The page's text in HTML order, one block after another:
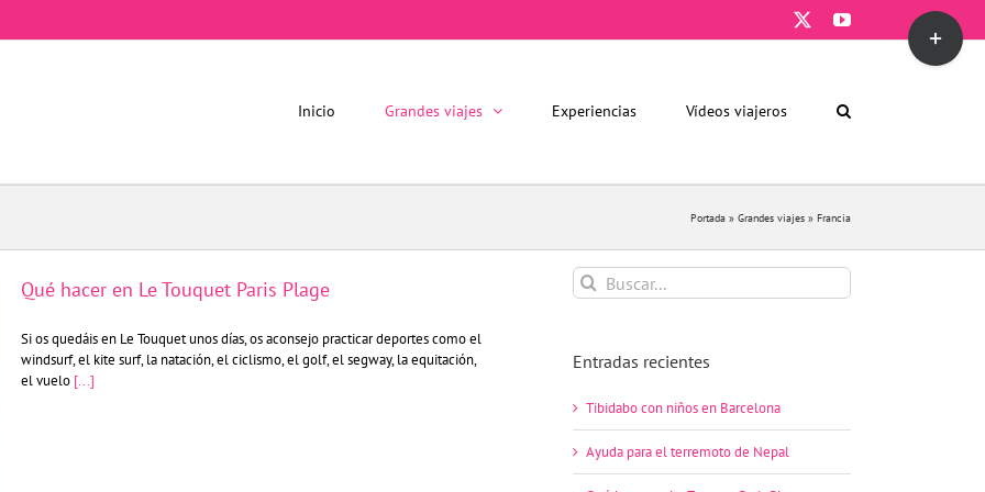
YouTube
Inicio Grandes viajes Experiencias Vídeos viajeros
Portada » Grandes viajes » Francia
Qué hacer en Le Touquet Paris Plage
Si os quedáis en Le Touquet unos días, os aconsejo practicar deportes como el
windsurf, el kite surf, la natación, el ciclismo, el golf, el segway, la equitación,
el vuelo [...]
Buscar:
Entradas recientes
Tibidabo con niños en Barcelona
Ayuda para el terremoto de Nepal
Toggle
Sliding
Bar